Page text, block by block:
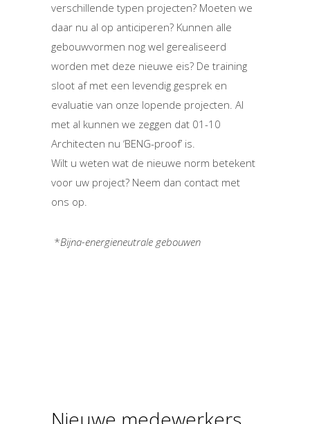
verschillende typen projecten? Moeten we
daar nu al op anticiperen? Kunnen alle
gebouwvormen nog wel gerealiseerd
worden met deze nieuwe eis? De training
sloot af met een levendig gesprek en
evaluatie van onze lopende projecten. Al
met al kunnen we zeggen dat 01-10
Architecten nu ‘BENG-proof’ is.
Wilt u weten wat de nieuwe norm betekent
voor uw project? Neem dan contact met
ons op.
*Bijna-energieneutrale gebouwen